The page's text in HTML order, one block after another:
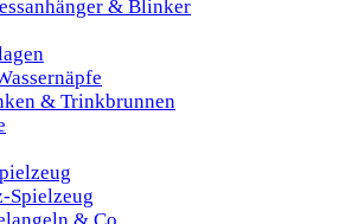
& Blinker
& Trinkbrunnen
Spielzeug
& Co